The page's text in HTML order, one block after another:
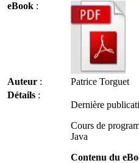
eBook :
Auteur :
Patrice Torguet
Détails :
Dernière
Cours de
Java
Contenu du